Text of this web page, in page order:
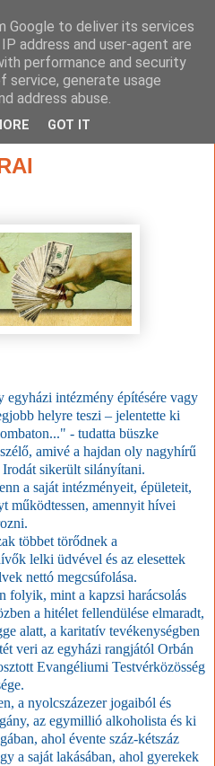
intézmény építésére vagy
helyre teszi – jelentette ki
- tudatta büszke
amivé a hajdan oly nagyhírű
sikerült silányítani.
a saját intézményeit, épületeit,
működtessen, amennyit hívei
többet törődnek a
lelki üdvével és az elesettek
nettó megcsúfolása.
folyik, mint a kapzsi harácsolás
a hitélet fellendülése elmaradt,
alatt, a karitatív tevékenységben
veri az egyházi rangjától Orbán
Evangéliumi Testvérközösség
a nyolcszázezer jogaiból és
az egymillió alkoholista és ki
ahol évente száz-kétszáz
a saját lakásában, ahol gyerekek
Google to deliver its services
address and user-agent are
performance and security
service, generate usage
address abuse.
GOT IT